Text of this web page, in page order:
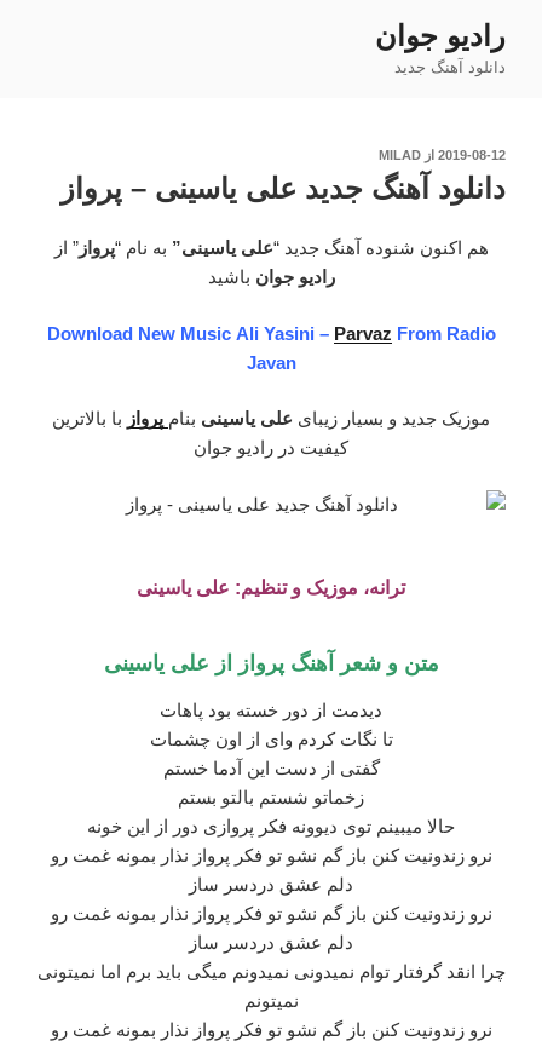
محتوا
رادیو جوان
دانلود آهنگ جدید
نوشته‌شده
2019-08-12 از MILAD
دانلود آهنگ جدید علی یاسینی – پرواز
هم اکنون شنوده آهنگ جدید “علی یاسینی” به نام “پرواز” از
رادیو جوان باشید
Download New Music Ali Yasini – Parvaz From Radio
Javan
موزیک جدید و بسیار زیبای علی یاسینی بنام پرواز با بالاترین
کیفیت در رادیو جوان
ترانه، موزیک و تنظیم: علی یاسینی
متن و شعر آهنگ پرواز از علی یاسینی
دیدمت از دور خسته بود پاهات
تا نگات کردم وای از اون چشمات
گفتی از دست این آدما خستم
زخماتو شستم بالتو بستم
حالا میبینم توی دیوونه فکر پروازی دور از این خونه
نرو زندونیت کنن باز گم نشو تو فکر پرواز نذار بمونه غمت رو
دلم عشق دردسر ساز
نرو زندونیت کنن باز گم نشو تو فکر پرواز نذار بمونه غمت رو
دلم عشق دردسر ساز
چرا انقد گرفتار توام نمیدونی نمیدونم میگی باید برم اما نمیتونی
نمیتونم
نرو زندونیت کنن باز گم نشو تو فکر پرواز نذار بمونه غمت رو